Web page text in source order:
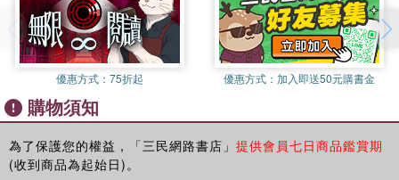
以拼湊出完整全貌。即便是共產主義倒臺與蘇聯解體，也需要
有嫻熟精通東歐語言與文化的專業人士，才能挖掘被埋藏多年
的真相。
本書作者提摩希．史奈德精通10種歐洲語言，更運用了16處檔
兩大獨裁政權的殺戮政策與動機，重頭改寫我們對大屠殺地理
下的證詞，無論是往返書信、刻在教堂牆上的異國文字、被丟
出列車外的紙條，或是屍身上的日記，藉此還原歷史上受害者
本書深刻描繪蘇聯與納粹兩大二十世紀獨裁政權，如何聯手與互動
地在東歐殺害了一千四百萬各族裔的人。就在此刻，俄國普丁與中
國習近平兩大二十一世紀獨裁政權，也默許彼此在烏克蘭的軍事入
侵與在新疆壓迫少數族群。民主國家若要避免本書所示的歷史悲劇
重演，就必須盡力保衛烏克蘭免於普丁的帝國掌控，同時阻止習近
平政權對清帝國在「中國西征」後納入版圖的新疆維吾爾族，進行
種族文化滅絕。
──林文凱，中研院臺灣史研究所副研究員
歷史上的善政各有其善，但暴政只有一種：只要你的血統不對、職
較」的禁忌。與俄國不同，德國政府致力於教育人民，使大眾明白
前朝政權所犯下的種種罪行。但官方版本的猶太大屠殺，卻不幸出
現兩個問題：首先，它太過強調集中營，而非真正要命的槍決刑場
和死亡工廠，從而淡化了納粹罪行的嚴重性。其次，它讓德國人直
覺以為猶太大屠殺就是學校所教的那樣，而其他版本的歷史都是在
避重就輕。《血色大地》裡的猶太大屠殺，其實遠比德國教科書裡
所述的範圍更廣、更加恐怖，也涉及更多德國人；卻因為放在更廣
的脈絡下討論，從而引發質疑。
道：「存活下來的只有塔妮雅。」希特勒背叛了史達林，他麾下的
德軍團團圍住列寧格勒，女孩的家人跟其餘四百萬市民一樣，因為
德軍的圍城攻勢而淪為餓莩。隔年夏天，一位住在白俄羅斯的十二
歲猶太女孩在給父親的訣別信裡寫道：「臨終前我寫這封信跟您告
別。我好害怕死亡，因為他們把小孩丟進萬人塚裡面活埋。」遭德
國人送進毒氣室處決或槍斃的猶太人超過五百萬，她是其中之一。
＊
優惠方式： 75折起 優惠方式： 加入即送50元購書金
購物須知
為了保護您的權益，「三民網路書店」 提供會員七日商品鑑賞期
(收到商品為起始日)。